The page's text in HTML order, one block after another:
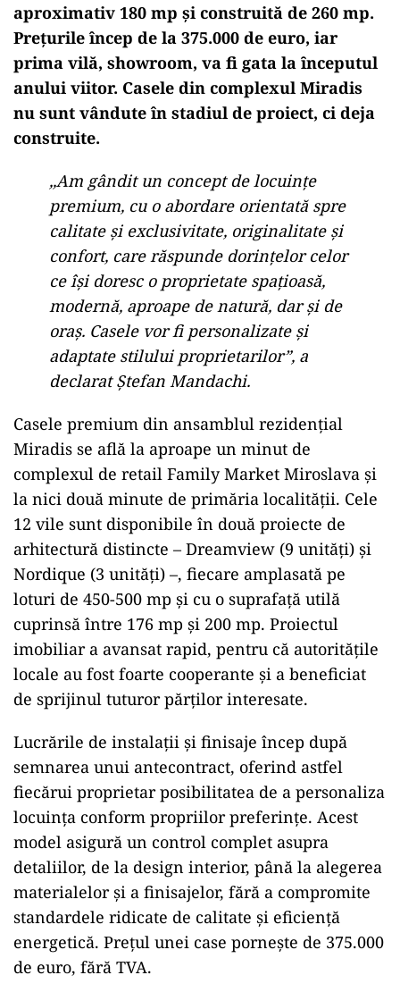
aproximativ 180 mp și construită de 260 mp.
Prețurile încep de la 375.000 de euro, iar
prima vilă, showroom, va fi gata la ȋnceputul
anului viitor. Casele din complexul Miradis
nu sunt vândute în stadiul de proiect, ci deja
construite.
,,Am gândit un concept de locuințe
premium, cu o abordare orientată spre
calitate și exclusivitate, originalitate și
confort, care răspunde dorințelor celor
ce își doresc o proprietate spațioasă,
modernă, aproape de natură, dar și de
oraș. Casele vor fi personalizate și
adaptate stilului proprietarilor”, a
declarat Ștefan Mandachi.
Casele premium din ansamblul rezidențial
Miradis se află la aproape un minut de
complexul de retail Family Market Miroslava și
la nici două minute de primăria localității. Cele
12 vile sunt disponibile în două proiecte de
arhitectură distincte – Dreamview (9 unități) și
Nordique (3 unități) –, fiecare amplasată pe
loturi de 450-500 mp și cu o suprafață utilă
cuprinsă între 176 mp și 200 mp. Proiectul
imobiliar a avansat rapid, pentru că autoritățile
locale au fost foarte cooperante și a beneficiat
de sprijinul tuturor părților interesate.
ad